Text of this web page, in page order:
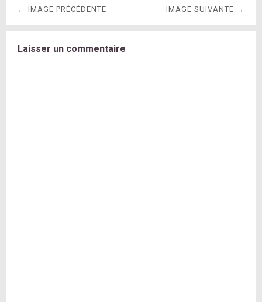
← IMAGE PRÉCÉDENTE IMAGE SUIVANTE →
Laisser un commentaire